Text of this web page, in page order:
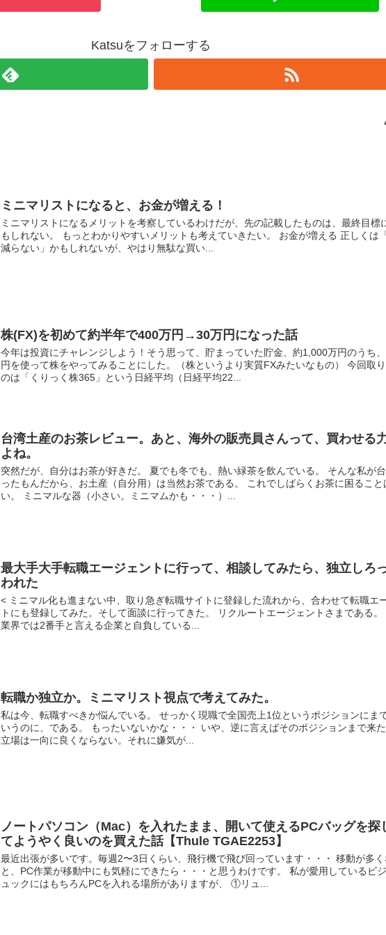
Katsuをフォローする
ミニマリストになると、お金が増える！
ミニマリストになるメリットを考察しているわけだが、先の記載したものは、最終目標
もしれない。 もっとわかりやすいメリットも考えていきたい。 お金が増える 正しくは
減らない」かもしれないが、やはり無駄な買い...
株(FX)を初めて約半年で400万円→30万円になった話
今年は投資にチャレンジしよう！そう思って、貯まっていた貯金、約1,000万円のうち
円を使って株をやってみることにした。（株というより実質FXみたいなもの） 今回取
のは「くりっく株365」という日経平均（日経平均22...
台湾土産のお茶レビュー。あと、海外の販売員さんって、買わせる
よね。
突然だが、自分はお茶が好きだ。 夏でも冬でも、熱い緑茶を飲んでいる。 そんな私が
ったもんだから、お土産（自分用）は当然お茶である。 これでしばらくお茶に困ること
い。 ミニマルな器（小さい。ミニマムかも・・・）...
最大手大手転職エージェントに行って、相談してみたら、独立しろ
われた
< ミニマル化も進まない中、取り急ぎ転職サイトに登録した流れから、合わせて転職エ
トにも登録してみた。そして面談に行ってきた。 リクルートエージェントさまである。
業界では2番手と言える企業と自負している...
転職か独立か。ミニマリスト視点で考えてみた。
私は今、転職すべきか悩んでいる。 せっかく現職で全国売上1位というポジションにま
いうのに、である。 もったいないかな・・・ いや、逆に言えばそのポジションまで来た
立場は一向に良くならない。それに嫌気が...
ノートパソコン（Mac）を入れたまま、開いて使えるPCバッグを探
てようやく良いのを買えた話【Thule TGAE2253】
最近出張が多いです。毎週2〜3日くらい、飛行機で飛び回っています・・・ 移動が多く
と、PC作業が移動中にも気軽にできたら・・・と思うわけです。 私が愛用しているビ
ュックにはもちろんPCを入れる場所がありますが、 ①リュ...